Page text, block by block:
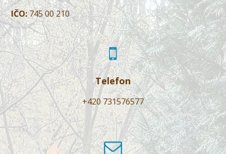
IČO:745 00 210
Telefon
+420 731576577